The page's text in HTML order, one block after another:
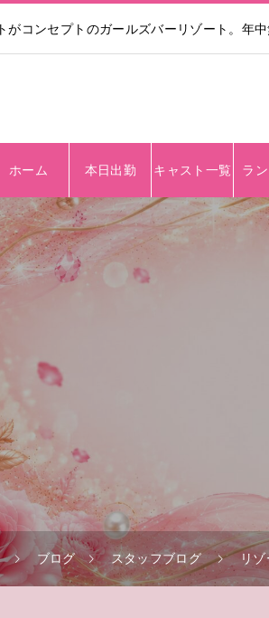
がコンセプトのガールズバーリゾート。年
ホーム 本日出勤 キャスト一覧 ラ
ブログ スタッフブログ リ